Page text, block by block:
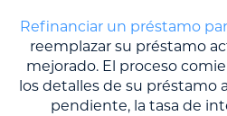
Refinanciar un préstamo
reemplazar su préstamo
mejorado. El proceso
los detalles de su préstamo
pendiente, la tasa de